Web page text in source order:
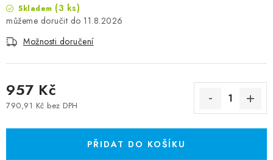
Skladem (3 ks)
11.8.2026
Možnosti doručení
957 Kč
790,91 Kč bez DPH
PŘIDAT DO KOŠÍKU